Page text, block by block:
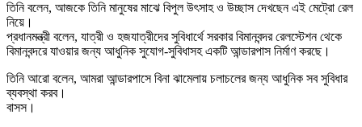
তিনি বলেন, আজকে তিনি মানুষের মাঝে বিপুল উৎসাহ ও উচ্ছাস দেখছেন এই মেট্রো রেল
নিয়ে।
প্রধানমন্ত্রী বলেন, যাত্রী ও হজযাত্রীদের সুবিধার্থে সরকার বিমানবন্দর রেলস্টেশন থেকে
বিমানবন্দরে যাওয়ার জন্য আধুনিক সুযোগ-সুবিধাসহ একটি আন্ডারপাস নির্মাণ করছে।
তিনি আরো বলেন, আমরা আন্ডারপাসে বিনা ঝামেলায় চলাচলের জন্য আধুনিক সব সুবিধার
ব্যবস্থা করব।
বাসস।